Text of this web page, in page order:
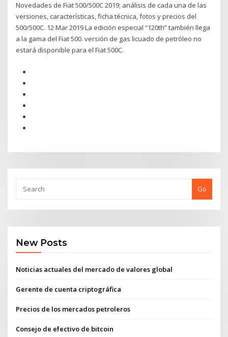
Novedades de Fiat 500/500C 2019; análisis de cada una de las
versiones, características, ficha técnica, fotos y precios del
500/500C. 12 Mar 2019 La edición especial “120th” también llega
a la gama del Fiat 500. versión de gas licuado de petróleo no
estará disponible para el Fiat 500C.
Go
New Posts
Noticias actuales del mercado de valores global
Gerente de cuenta criptográfica
Precios de los mercados petroleros
Consejo de efectivo de bitcoin